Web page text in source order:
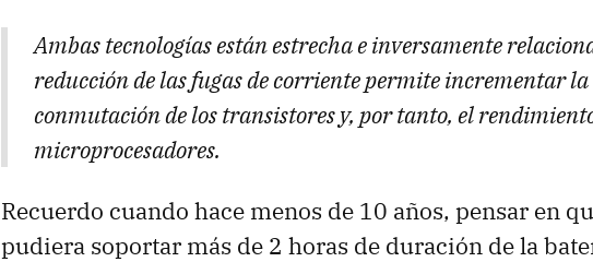
Ambas tecnologías están estrecha e inversamente
reducción de las fugas de corriente permite incrementar la
conmutación de los transistores y, por tanto, el
microprocesadores.
Recuerdo cuando hace menos de 10 años, pensar en
pudiera soportar más de 2 horas de duración de la